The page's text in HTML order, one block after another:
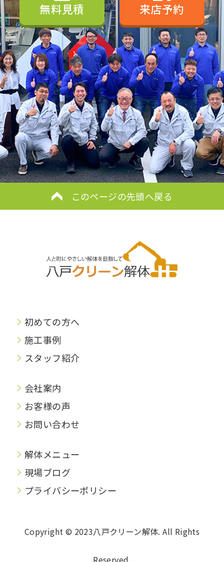
無料見積 来店予約
このページの先頭へ戻る
初めての方へ
施工事例
スタッフ紹介
会社案内
お客様の声
お問い合わせ
解体メニュー
現場ブログ
プライバシーポリシー
Copyright © 2023八戸クリーン解体. All Rights